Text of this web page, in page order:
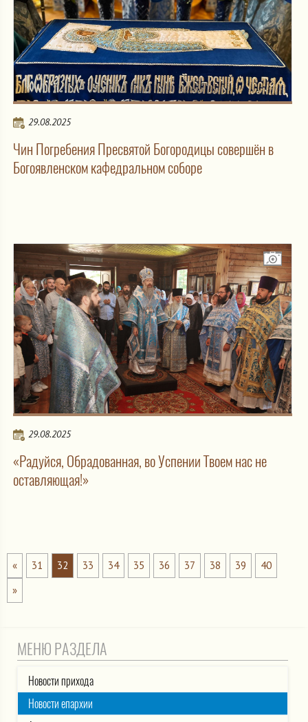
29.08.2025
Чин Погребения Пресвятой Богородицы совершён в
Богоявленском кафедральном соборе
29.08.2025
«Радуйся, Обрадованная, во Успении Твоем нас не
оставляющая!»
« 31 32 33 34 35 36 37 38 39
40
»
МЕНЮ РАЗДЕЛА
Новости прихода
Новости епархии